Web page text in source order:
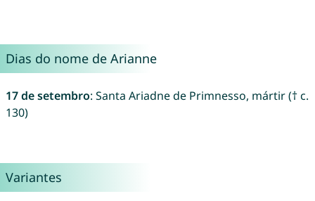
Dias do nome de Arianne
17 de setembro: Santa Ariadne de Primnesso, mártir († c.
130)
Variantes